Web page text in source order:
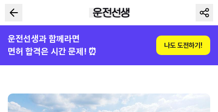
운전선생과 함께라면
면허 합격은 시간 문제! ⏰
나도 도전하기!